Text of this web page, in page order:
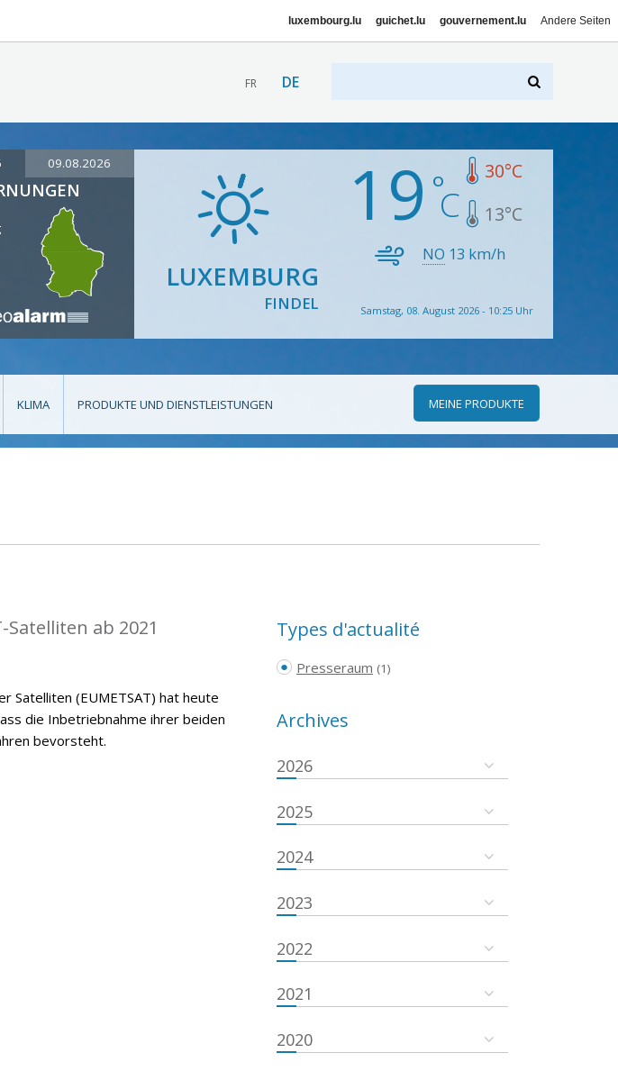
luxembourg.lu guichet.lu gouvernement.lu Andere Seiten
FR DE
09.08.2026
LUXEMBURG
FINDEL
19 30°C
13°C
NO 13 km/h
Samstag, 08. August 2026 - 10:25 Uhr
KLIMA PRODUKTE UND DIENSTLEISTUNGEN MEINE PRODUKTE
ab 2021
Satelliten (EUMETSAT) hat heute
die Inbetriebnahme ihrer beiden
bevorsteht.
Types d'actualité
Presseraum (1)
Archives
2026
2025
2024
2023
2022
2021
2020